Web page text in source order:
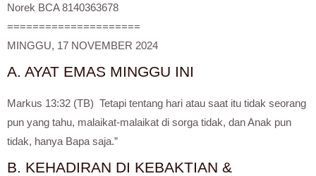
Norek BCA 8140363678
=====================
MINGGU, 17 NOVEMBER 2024
A. AYAT EMAS MINGGU INI
Markus 13:32 (TB) Tetapi tentang hari atau saat itu tidak seorang
pun yang tahu, malaikat-malaikat di sorga tidak, dan Anak pun
tidak, hanya Bapa saja.”
B. KEHADIRAN DI KEBAKTIAN &